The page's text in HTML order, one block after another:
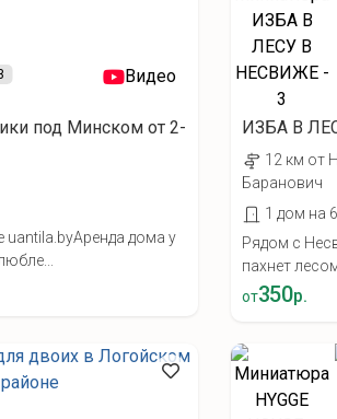
Видео
под Минском от 2-
uantila.byАренда дома у
ИЗБА В
12 км от
Баранович
1 дом на
Рядом с
пахнет
от350р.